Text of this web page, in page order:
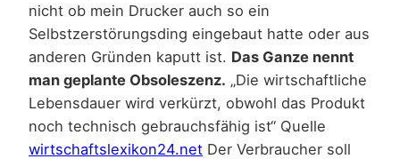
nicht ob mein Drucker auch so ein
Selbstzerstörungsding eingebaut hatte oder aus
anderen Gründen kaputt ist. Das Ganze nennt
man geplante Obsoleszenz. „Die wirtschaftliche
Lebensdauer wird verkürzt, obwohl das Produkt
noch technisch gebrauchsfähig ist“ Quelle
wirtschaftslexikon24.net Der Verbraucher soll